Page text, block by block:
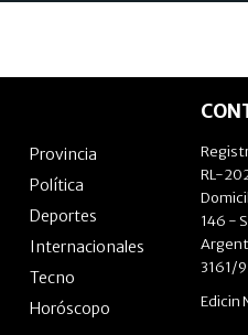
Provincia
Política
Deportes
Internacionales
Tecno
Horóscopo
RL-
146 -
3161/
Edicin